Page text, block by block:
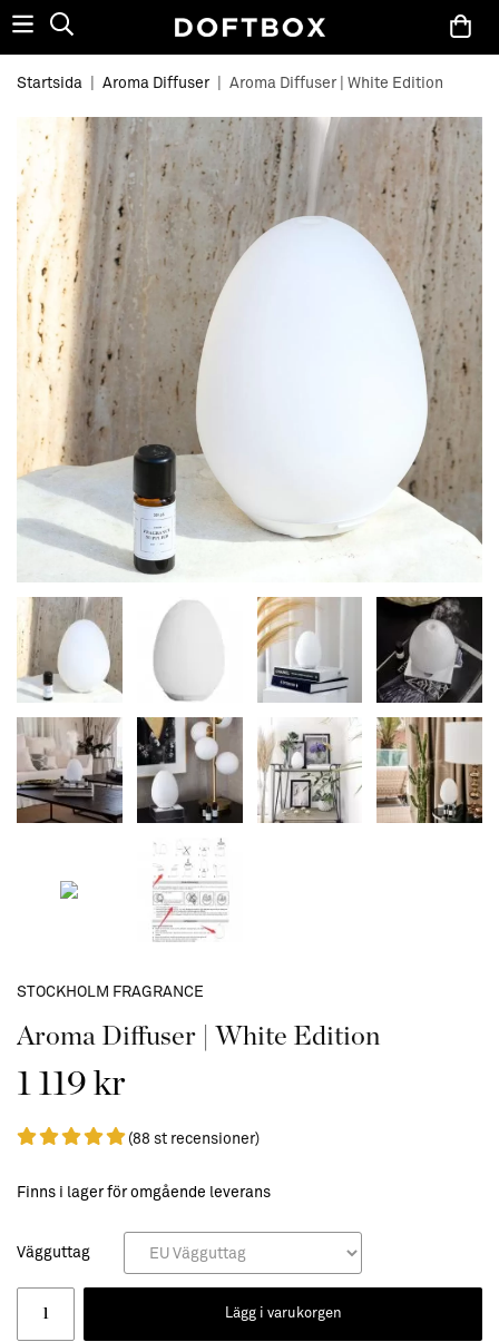
Startsida Aroma Diffuser Aroma Diffuser | White Edition
STOCKHOLM FRAGRANCE
Aroma Diffuser | White Edition
1 119 kr
(88 st recensioner)
Finns i lager för omgående leverans
Vägguttag
Lägg i varukorgen